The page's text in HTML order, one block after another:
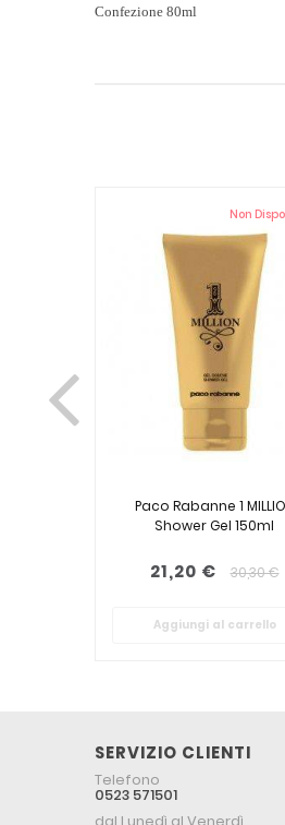
Confezione 80ml
Non
Paco Rabanne 1
Shower Gel 150ml
21,20 € 30,30 €
Aggiungi al carrello
SERVIZIO CLIENTI
Telefono
0523 571501